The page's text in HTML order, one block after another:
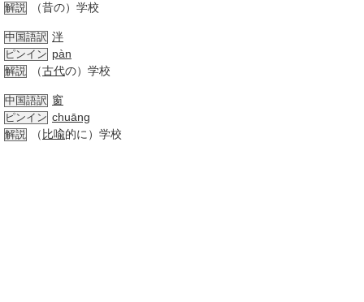
解説 （昔の）学校
中国語訳 泮
ピンイン pàn
解説 （古代の）学校
中国語訳 窗
ピンイン chuāng
解説 （ 比喩的に）学校